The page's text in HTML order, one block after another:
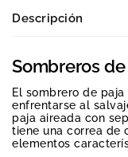
Descripción
Sombreros
El sombrero de
enfrentarse al
paja aireada con
tiene una correa de
elementos